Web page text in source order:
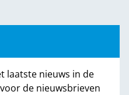
laatste nieuws in de
de nieuwsbrieven